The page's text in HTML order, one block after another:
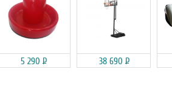
5 290 Р 38 690 Р